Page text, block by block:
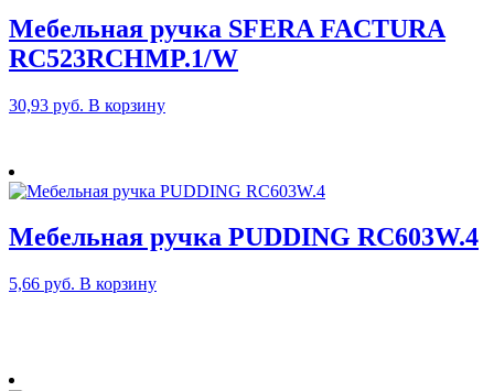
Мебельная ручка SFERA FACTURA
RC523RCHMP.1/W
30,93 руб. В корзину
Мебельная ручка PUDDING RC603W.4
5,66 руб. В корзину